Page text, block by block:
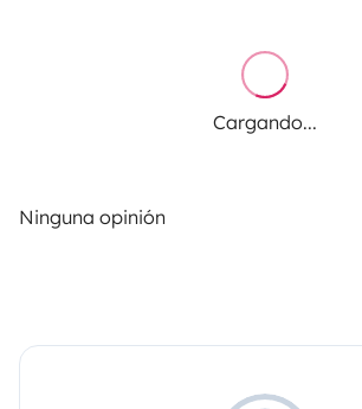
Cargando...
Ninguna opinión